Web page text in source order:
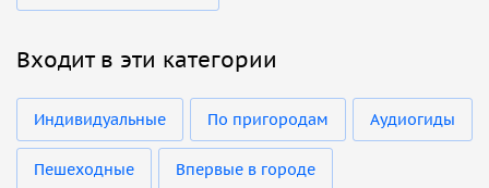
Входит в эти категории
Индивидуальные По пригородам Аудиогиды
Пешеходные Впервые в городе